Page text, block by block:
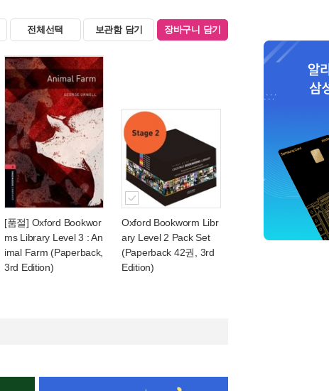
전체선택 보관함 담기 장바구니 담기
[품절] Oxford Bookwor
ms Library Level 3 : An
imal Farm (Paperback,
3rd Edition)
Oxford Bookworm Libr
ary Level 2 Pack Set
(Paperback 42권, 3rd
Edition)